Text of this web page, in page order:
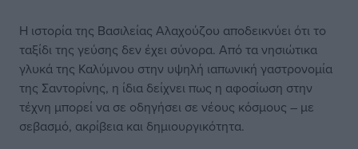
Η ιστορία της Βασιλείας Αλαχούζου αποδεικνύει ότι το
ταξίδι της γεύσης δεν έχει σύνορα. Από τα νησιώτικα
γλυκά της Καλύμνου στην υψηλή ιαπωνική γαστρονομία
της Σαντορίνης, η ίδια δείχνει πως η αφοσίωση στην
τέχνη μπορεί να σε οδηγήσει σε νέους κόσμους – με
σεβασμό, ακρίβεια και δημιουργικότητα.